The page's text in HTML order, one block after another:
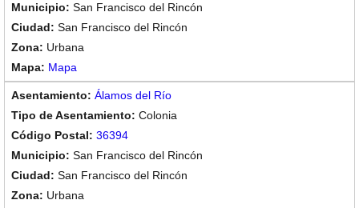
San Francisco del Rincón
San Francisco del Rincón
Urbana
Mapa
Álamos del Río
Colonia
36394
San Francisco del Rincón
San Francisco del Rincón
Urbana